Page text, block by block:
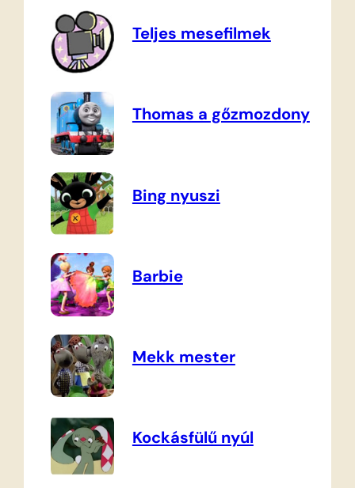
Teljes mesefilmek
Thomas a gőzmozdony
Bing nyuszi
Barbie
Mekk mester
Kockásfülű nyúl